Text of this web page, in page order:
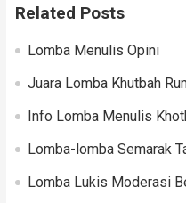
Related Posts
Lomba Menulis Opini
Juara Lomba Khutbah
Info Lomba Menulis
Lomba-lomba Semarak
Lomba Lukis Moderasi